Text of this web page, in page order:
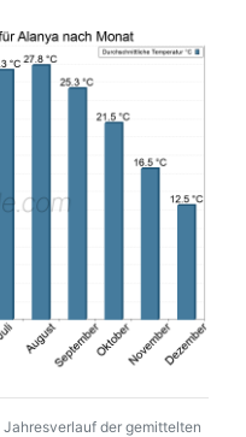
Jahresverlauf der gemittelten